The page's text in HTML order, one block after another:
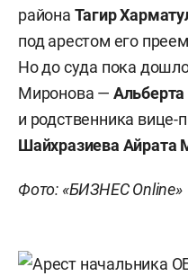
района Тагир
под арестом его
Но до суда пока
Миронова — Альберта
и родственника вице-
Шайхразиева Айрата
Фото: «БИЗНЕС Online»